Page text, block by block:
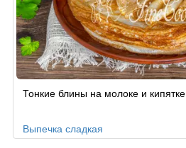
Тонкие блины на молоке и
Выпечка сладкая